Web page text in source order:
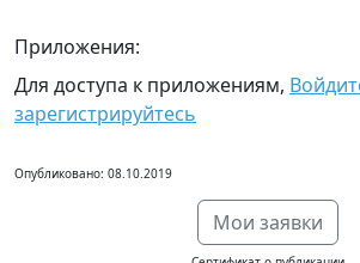
Приложения:
Для доступа к приложениям,
зарегистрируйтесь
Опубликовано: 08.10.2019
Мои заявки